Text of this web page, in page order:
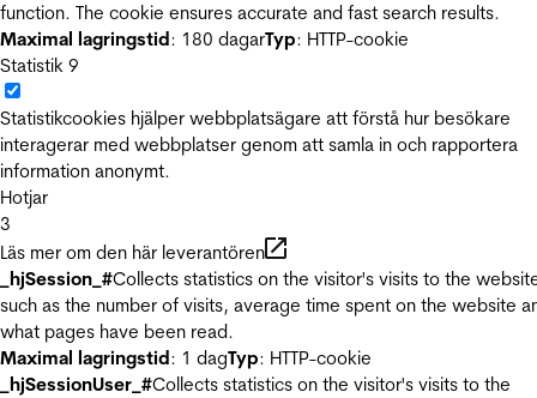
function. The cookie ensures accurate and fast search results.
Maximal lagringstid: 180 dagarTyp: HTTP-cookie
Statistik 9
Statistikcookies hjälper webbplatsägare att förstå hur besökare
interagerar med webbplatser genom att samla in och rapportera
information anonymt.
Hotjar
3
Läs mer om den här leverantören
_hjSession_#Collects statistics on the visitor's visits to the
such as the number of visits, average time spent on the website
what pages have been read.
Maximal lagringstid: 1 dagTyp: HTTP-cookie
_hjSessionUser_#Collects statistics on the visitor's visits to the